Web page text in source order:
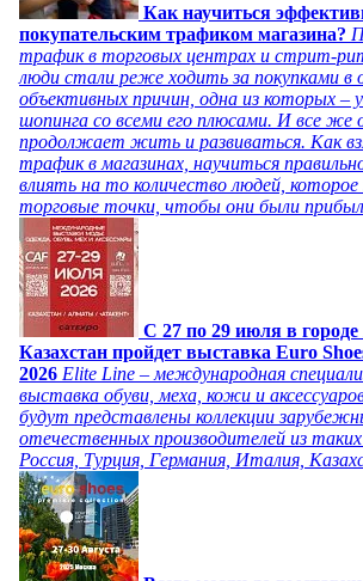
Как научиться
покупательским трафиком магазина?
трафик в торговых центрах и стрит-
люди стали реже ходить за покупками в
объективных причин, одна из которых –
шопинга со всеми его плюсами. И все же
продолжает жить и развиваться. Как
трафик в магазинах, научиться
влиять на то количество людей,
торговые точки, чтобы они были
C 27 по 29 июля в
Казахстан пройдет выставка Euro
2026 Elite Line – международная
выставка обуви, меха, кожи и
будут представлены коллекции
отечественных производителей из
Россия, Турция, Германия, Италия,